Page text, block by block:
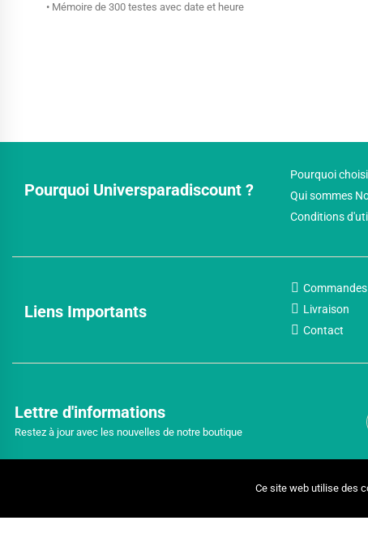
• Mémoire de 300 testes avec date et heure
Pourquoi Universparadiscount ?
Pourquoi
Qui sommes
Conditions
Liens Importants
Commandes
Livraison
Contact
Lettre d'informations
Restez à jour avec les nouvelles de notre boutique
Ce site web utilise des